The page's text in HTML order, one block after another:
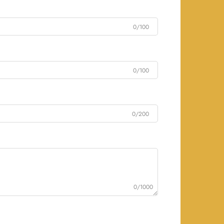
0/100
0/100
0/200
0/1000